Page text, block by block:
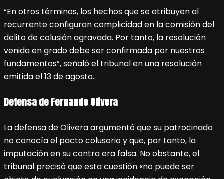
“En otros términos, los hechos que se atribuyen al
recurrente configuran complicidad en la comisión del
delito de colusión agravada. Por tanto, la resolución
venida en grado debe ser confirmada por nuestros
fundamentos”, señaló el tribunal en una resolución
emitida el 13 de agosto.
Defensa de Fernando Olivera
La defensa de Olivera argumentó que su patrocinado
no conocía el pacto colusorio y que, por tanto, la
imputación en su contra era falsa. No obstante, el
tribunal precisó que esta cuestión «no puede ser